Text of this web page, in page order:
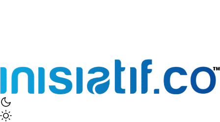
Inisiatif.co
Stay Connected Stay Informed